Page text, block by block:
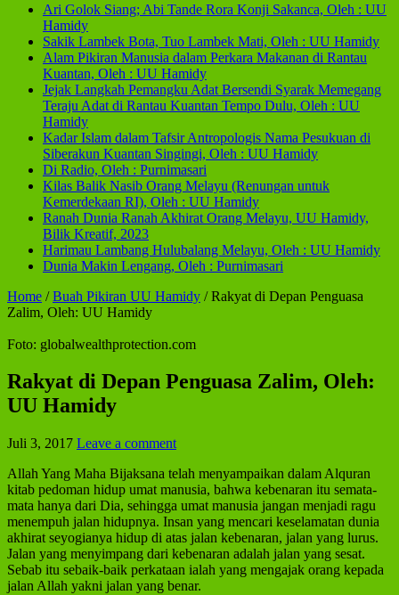
Ari Golok Siang; Abi Tande Rora Konji Sakanca, Oleh : UU
Hamidy
Sakik Lambek Bota, Tuo Lambek Mati, Oleh : UU Hamidy
Alam Pikiran Manusia dalam Perkara Makanan di Rantau
Kuantan, Oleh : UU Hamidy
Jejak Langkah Pemangku Adat Bersendi Syarak Memegang
Teraju Adat di Rantau Kuantan Tempo Dulu, Oleh : UU
Hamidy
Kadar Islam dalam Tafsir Antropologis Nama Pesukuan di
Siberakun Kuantan Singingi, Oleh : UU Hamidy
Di Radio, Oleh : Purnimasari
Kilas Balik Nasib Orang Melayu (Renungan untuk
Kemerdekaan RI), Oleh : UU Hamidy
Ranah Dunia Ranah Akhirat Orang Melayu, UU Hamidy,
Bilik Kreatif, 2023
Harimau Lambang Hulubalang Melayu, Oleh : UU Hamidy
Dunia Makin Lengang, Oleh : Purnimasari
Home / Buah Pikiran UU Hamidy / Rakyat di Depan Penguasa
Zalim, Oleh: UU Hamidy
Foto: globalwealthprotection.com
Rakyat di Depan Penguasa Zalim, Oleh:
UU Hamidy
Juli 3, 2017 Leave a comment
Allah Yang Maha Bijaksana telah menyampaikan dalam Alquran
kitab pedoman hidup umat manusia, bahwa kebenaran itu semata-
mata hanya dari Dia, sehingga umat manusia jangan menjadi ragu
menempuh jalan hidupnya. Insan yang mencari keselamatan dunia
akhirat seyogianya hidup di atas jalan kebenaran, jalan yang lurus.
Jalan yang menyimpang dari kebenaran adalah jalan yang sesat.
Sebab itu sebaik-baik perkataan ialah yang mengajak orang kepada
jalan Allah yakni jalan yang benar.